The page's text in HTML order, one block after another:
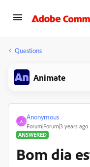
Questions
Animate
A
Anonymous
Forum|Forum|3 years ago
ANSWERED
Bom dia